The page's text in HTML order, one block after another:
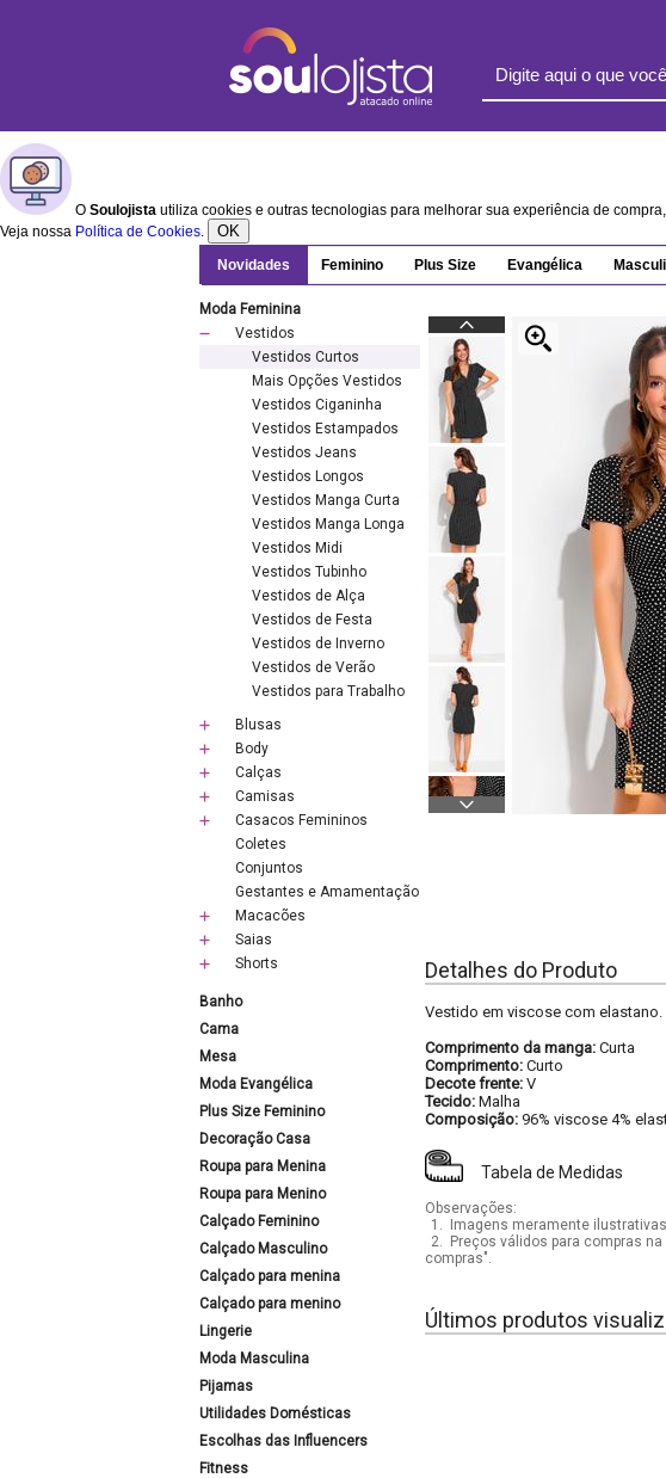
O Soulojista utiliza cookies e outras tecnologias para melhorar sua experiência de
Veja nossa Política de Cookies. OK
Novidades Feminino Plus Size Evangélica
Moda Feminina
Vestidos
Vestidos Curtos
Mais Opções Vestidos
Vestidos Ciganinha
Vestidos Estampados
Vestidos Jeans
Vestidos Longos
Vestidos Manga Curta
Vestidos Manga Longa
Vestidos Midi
Vestidos Tubinho
Vestidos de Alça
Vestidos de Festa
Vestidos de Inverno
Vestidos de Verão
Vestidos para Trabalho
Blusas
Body
Calças
Camisas
Casacos Femininos
Coletes
Conjuntos
Gestantes e Amamentação
Macacões
Saias
Shorts
Banho
Cama
Mesa
Moda Evangélica
Plus Size Feminino
Decoração Casa
Roupa para Menina
Roupa para Menino
Calçado Feminino
Calçado Masculino
Calçado para menina
Calçado para menino
Lingerie
Moda Masculina
Pijamas
Utilidades Domésticas
Escolhas das Influencers
Fitness
Detalhes do Produto
Vestido em viscose com
Comprimento da manga: Curta
Comprimento: Curto
Decote frente: V
Tecido: Malha
Composição: 96% viscose 4%
Tabela de Medidas
Observações:
1.
Imagens meramente
2.
Preços válidos para compras
compras".
Últimos produtos